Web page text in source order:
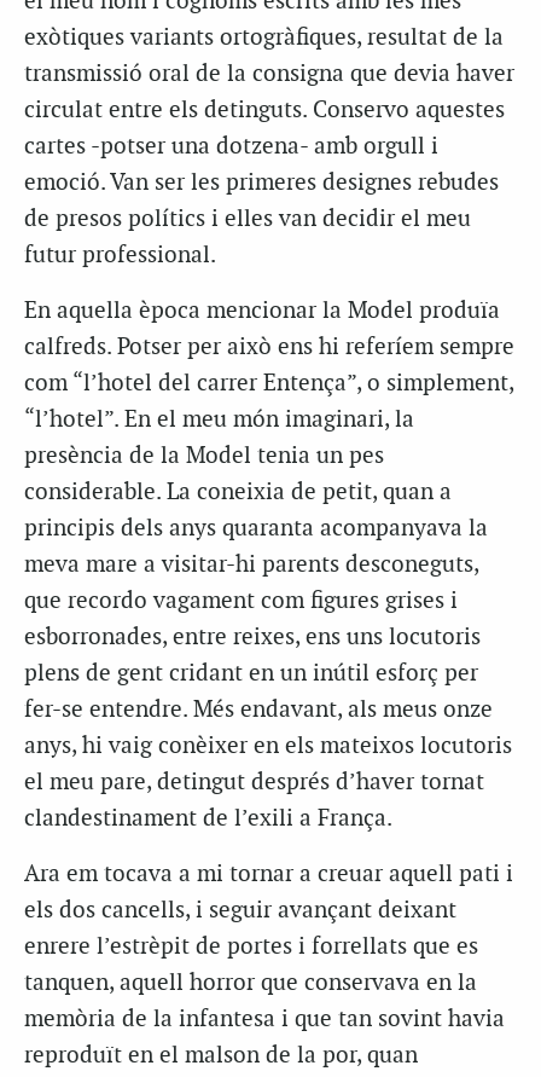
exòtiques variants ortogràfiques, resultat de la
transmissió oral de la consigna que devia haver
circulat entre els detinguts. Conservo aquestes
cartes -potser una dotzena- amb orgull i
emoció. Van ser les primeres designes rebudes
de presos polítics i elles van decidir el meu
futur professional.
En aquella època mencionar la Model produïa
calfreds. Potser per això ens hi referíem sempre
com “l’hotel del carrer Entença”, o simplement,
“l’hotel”. En el meu món imaginari, la
presència de la Model tenia un pes
considerable. La coneixia de petit, quan a
principis dels anys quaranta acompanyava la
meva mare a visitar-hi parents desconeguts,
que recordo vagament com figures grises i
esborronades, entre reixes, ens uns locutoris
plens de gent cridant en un inútil esforç per
fer-se entendre. Més endavant, als meus onze
anys, hi vaig conèixer en els mateixos locutoris
el meu pare, detingut després d’haver tornat
clandestinament de l’exili a França.
Ara em tocava a mi tornar a creuar aquell pati i
els dos cancells, i seguir avançant deixant
enrere l’estrèpit de portes i forrellats que es
tanquen, aquell horror que conservava en la
memòria de la infantesa i que tan sovint havia
reproduït en el malson de la por, quan